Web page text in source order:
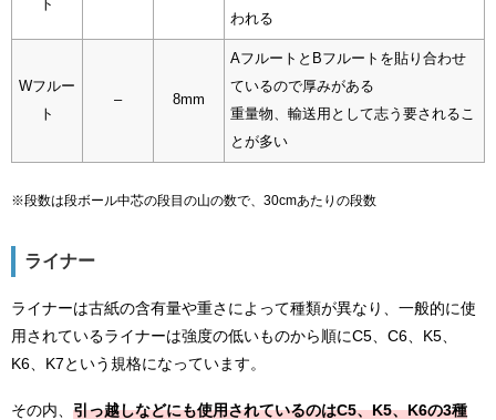
ト
われる
Wフルー
ト
– 8mm
AフルートとBフルートを貼り合わせ
ているので厚みがある
重量物、輸送用として志う要されるこ
とが多い
※段数は段ボール中芯の段目の山の数で、30cmあたりの段数
ライナー
ライナーは古紙の含有量や重さによって種類が異なり、一般的に使
用されているライナーは強度の低いものから順にC5、C6、K5、
K6、K7という規格になっています。
その内、 引っ越しなどにも使用されているのはC5、K5、K6の3種